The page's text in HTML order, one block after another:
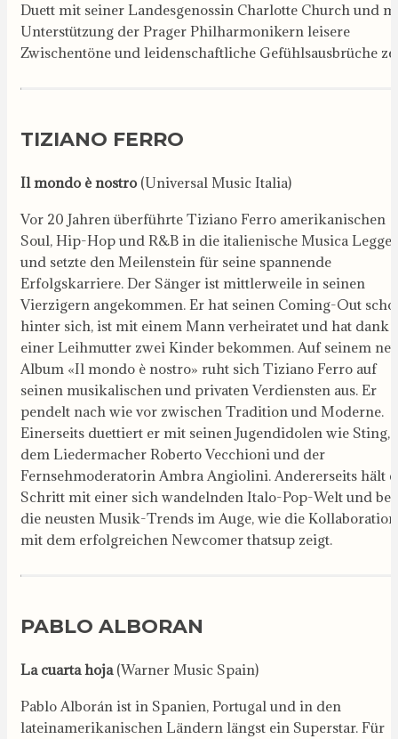
Duett mit seiner Landesgenossin Charlotte Church und
Unterstützung der Prager Philharmonikern leisere
Zwischentöne und leidenschaftliche Gefühlsausbrüche
TIZIANO FERRO
Il mondo è nostro(Universal Music Italia)
Vor 20 Jahren überführte Tiziano Ferro amerikanischen
Soul, Hip-Hop und R&B in die italienische Musica
und setzte den Meilenstein für seine spannende
Erfolgskarriere. Der Sänger ist mittlerweile in seinen
Vierzigern angekommen. Er hat seinen Coming-Out
hinter sich, ist mit einem Mann verheiratet und hat dank
einer Leihmutter zwei Kinder bekommen. Auf seinem
Album «Il mondo è nostro» ruht sich Tiziano Ferro auf
seinen musikalischen und privaten Verdiensten aus. Er
pendelt nach wie vor zwischen Tradition und Moderne.
Einerseits duettiert er mit seinen Jugendidolen wie Sting,
dem Liedermacher Roberto Vecchioni und der
Fernsehmoderatorin Ambra Angiolini. Andererseits hält
Schritt mit einer sich wandelnden Italo-Pop-Welt und
die neusten Musik-Trends im Auge, wie die Kollaboration
mit dem erfolgreichen Newcomer thatsup zeigt.
PABLO ALBORAN
La cuarta hoja(Warner Music Spain)
Pablo Alborán ist in Spanien, Portugal und in den
lateinamerikanischen Ländern längst ein Superstar. Für